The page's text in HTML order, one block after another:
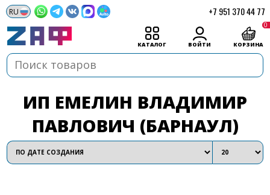
+7 951 370 44 77
КАТАЛОГ ВОЙТИ КОРЗИНА
0
ИП ЕМЕЛИН ВЛАДИМИР
ПАВЛОВИЧ (БАРНАУЛ)